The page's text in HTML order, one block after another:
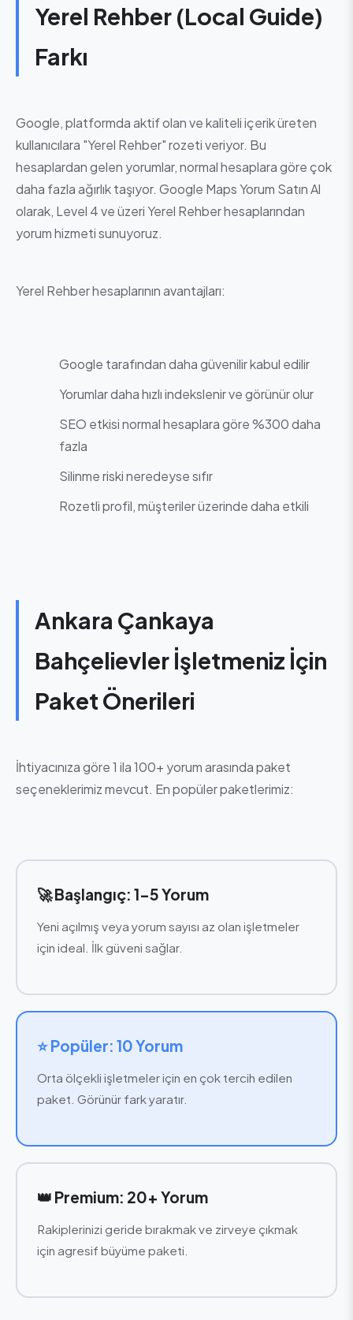
Yerel Rehber (Local Guide)
Farkı
Google, platformda aktif olan ve kaliteli içerik üreten
kullanıcılara "Yerel Rehber" rozeti veriyor. Bu
hesaplardan gelen yorumlar, normal hesaplara göre çok
daha fazla ağırlık taşıyor. Google Maps Yorum Satın Al
olarak, Level 4 ve üzeri Yerel Rehber hesaplarından
yorum hizmeti sunuyoruz.
Yerel Rehber hesaplarının avantajları:
Google tarafından daha güvenilir kabul edilir
Yorumlar daha hızlı indekslenir ve görünür olur
SEO etkisi normal hesaplara göre %300 daha
fazla
Silinme riski neredeyse sıfır
Rozetli profil, müşteriler üzerinde daha etkili
Ankara Çankaya
Bahçelievler İşletmeniz İçin
Paket Önerileri
İhtiyacınıza göre 1 ila 100+ yorum arasında paket
seçeneklerimiz mevcut. En popüler paketlerimiz:
🚀 Başlangıç: 1-5 Yorum
Yeni açılmış veya yorum sayısı az olan işletmeler
için ideal. İlk güveni sağlar.
⭐ Popüler: 10 Yorum
Orta ölçekli işletmeler için en çok tercih edilen
paket. Görünür fark yaratır.
👑 Premium: 20+ Yorum
Rakiplerinizi geride bırakmak ve zirveye çıkmak
için agresif büyüme paketi.